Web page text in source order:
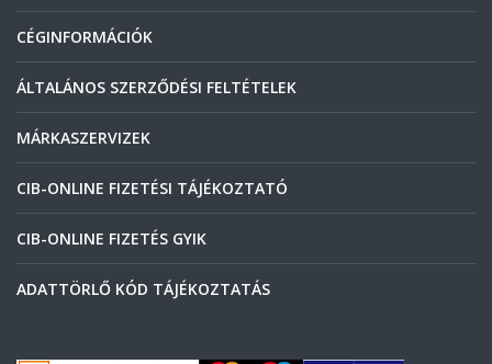
CÉGINFORMÁCIÓK
ÁLTALÁNOS SZERZŐDÉSI FELTÉTELEK
MÁRKASZERVIZEK
CIB-ONLINE FIZETÉSI TÁJÉKOZTATÓ
CIB-ONLINE FIZETÉS GYIK
ADATTÖRLŐ KÓD TÁJÉKOZTATÁS